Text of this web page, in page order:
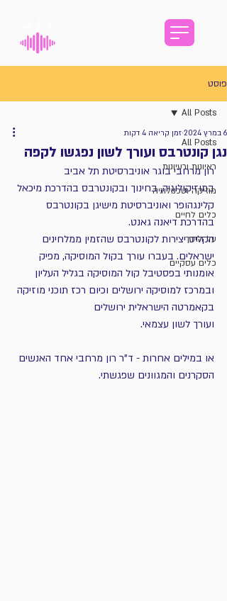
פוסט
All Posts
ראיונות ורעיונות
מוזיקה וטכנולוגיה
כלים לחיים
על הדרך
כלים עסקיים
All Posts
נגן קונטרבס ועורך לשון נפגשו לקפה
6 במרץ 2024 זמן קריאה 4 דקות
רון מרחבי בוגר אוניברסיטת תל אביב
במוזיקולוגיה, בחינוך ובקונטרבס בהדרכת מיכאל
קלינגהופר ואוניברסיטת מישיגן בקונטרבס
בהדרכת דיאנה גאנט.
הקליט יצירות לקונטרבס שהזמין ממלחינים
ישראלים. בעברו עורך בקול המוסיקה, מפיק
אומנותי בפסטיבל קול המוסיקה בגליל העליון
ובמרכז למוסיקה ירושלים וכיום רכז תוכני מוזיקה
בקאמרטה הישראלית ירושלים
ועורך לשון עצמאי.
או במילים אחרות - ד"ר רון מרחבי אחד האנשים
הסקרנים והמגוונים שפגשתי.